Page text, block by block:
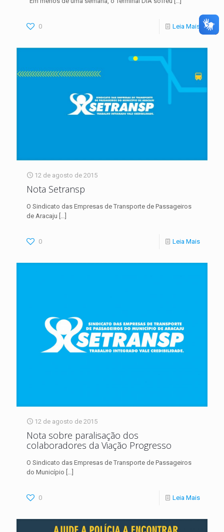
0 Leia Mais
12 de agosto de 2015
Nota Setransp
O Sindicato das Empresas de Transporte de Passageiros
de Aracaju […]
0 Leia Mais
12 de agosto de 2015
Nota sobre paralisação dos
colaboradores da Viação Progresso
O Sindicato das Empresas de Transporte de Passageiros
do Município
0 Leia Mais